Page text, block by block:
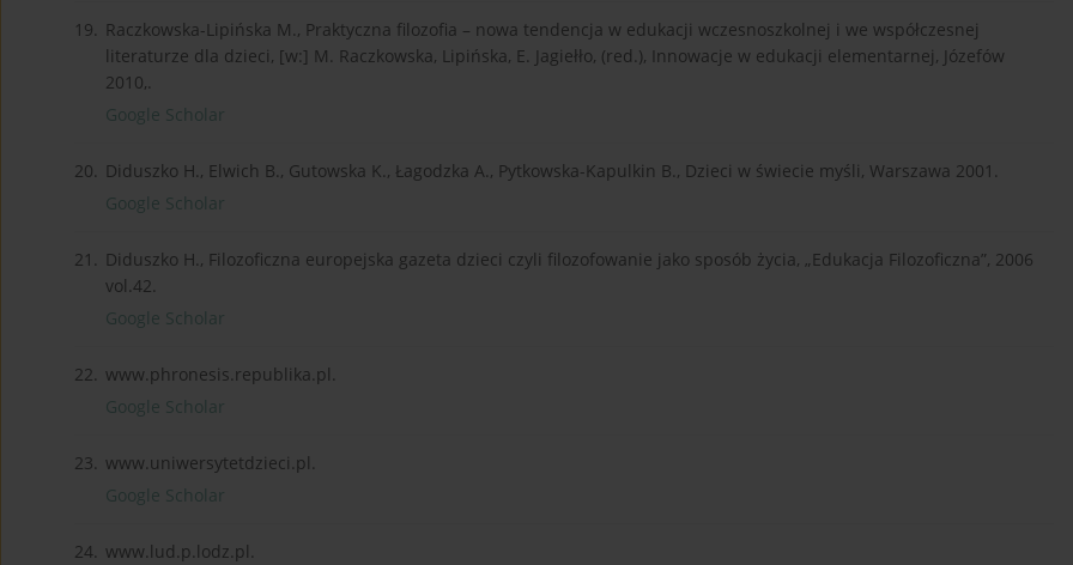
19. Raczkowska-Lipińska M., Praktyczna filozofia – nowa tendencja w edukacji wczesnoszkolnej i we współczesnej
literaturze dla dzieci, [w:] M. Raczkowska, Lipińska, E. Jagiełło, (red.), Innowacje w edukacji elementarnej, Józefów
2010,.
Google Scholar
20. Diduszko H., Elwich B., Gutowska K., Łagodzka A., Pytkowska-Kapulkin B., Dzieci w świecie myśli, Warszawa 2001.
Google Scholar
21. Diduszko H., Filozoficzna europejska gazeta dzieci czyli filozofowanie jako sposób życia, „Edukacja Filozoficzna”, 2006
vol.42.
Google Scholar
22. www.phronesis.republika.pl.
Google Scholar
23. www.uniwersytetdzieci.pl.
Google Scholar
24. www.lud.p.lodz.pl.